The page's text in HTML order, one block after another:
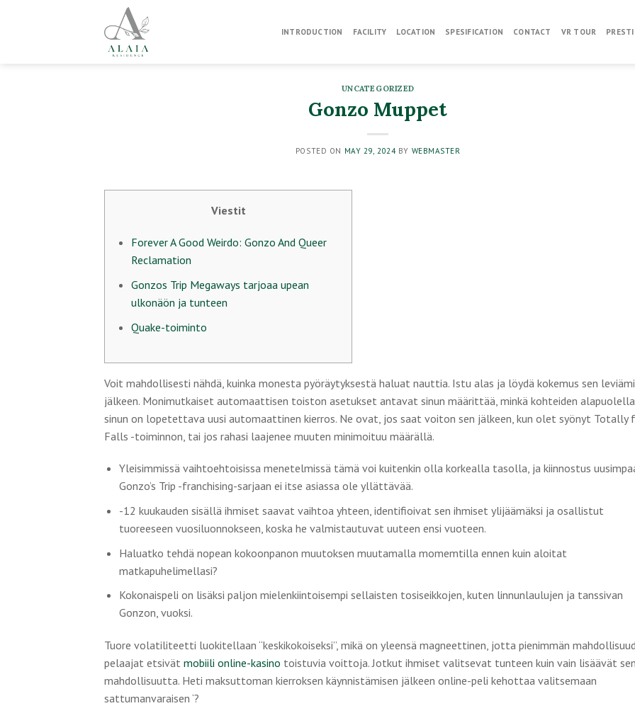
INTRODUCTION FACILITY LOCATION SPESIFICATION CONTACT VR TOUR
UNCATEGORIZED
Gonzo Muppet
POSTED ON MAY 29, 2024BY WEBMASTER
Viestit
Forever A Good Weirdo: Gonzo And Queer
Reclamation
Gonzos Trip Megaways tarjoaa upean
ulkonäön ja tunteen
Quake-toiminto
Voit mahdollisesti nähdä, kuinka monesta pyöräytyksestä haluat nauttia. Istu alas ja löydä kokemus sen
jälkeen. Monimutkaiset automaattisen toiston asetukset antavat sinun määrittää, minkä kohteiden alapuolella
sinun on lopetettava uusi automaattinen kierros. Ne ovat, jos saat voiton sen jälkeen, kun olet syönyt Totally
Falls -toiminnon, tai jos rahasi laajenee muuten minimoituu määrällä.
Yleisimmissä vaihtoehtoisissa menetelmissä tämä voi kuitenkin olla korkealla tasolla, ja kiinnostus
Gonzo’s Trip -franchising-sarjaan ei itse asiassa ole yllättävää.
-12 kuukauden sisällä ihmiset saavat vaihtoa yhteen, identifioivat sen ihmiset ylijäämäksi ja osallistut
tuoreeseen vuosiluonnokseen, koska he valmistautuvat uuteen ensi vuoteen.
Haluatko tehdä nopean kokoonpanon muutoksen muutamalla momemtilla ennen kuin aloitat
matkapuhelimellasi?
Kokonaispeli on lisäksi paljon mielenkiintoisempi sellaisten tosiseikkojen, kuten linnunlaulujen ja tanssivan
Gonzon, vuoksi.
Tuore volatiliteetti luokitellaan “keskikokoiseksi”, mikä on yleensä magneettinen, jotta pienimmän
pelaajat etsivät mobiili online-kasino toistuvia voittoja. Jotkut ihmiset valitsevat tunteen kuin vain lisäävät sen
mahdollisuutta. Heti maksuttoman kierroksen käynnistämisen jälkeen online-peli kehottaa valitsemaan
sattumanvaraisen ‘?